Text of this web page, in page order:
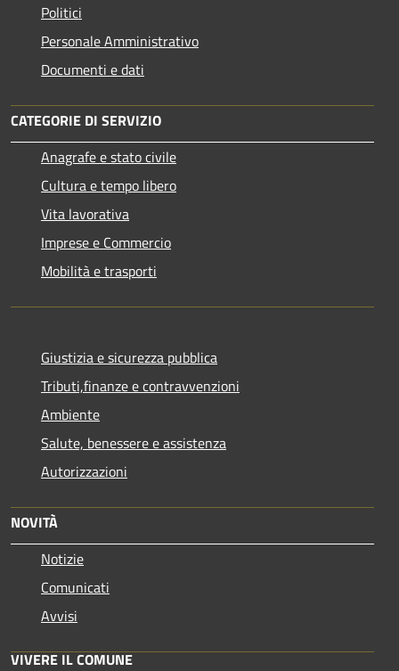
Politici
Personale Amministrativo
Documenti e dati
CATEGORIE DI SERVIZIO
Anagrafe e stato civile
Cultura e tempo libero
Vita lavorativa
Imprese e Commercio
Mobilità e trasporti
Giustizia e sicurezza pubblica
Tributi,finanze e contravvenzioni
Ambiente
Salute, benessere e assistenza
Autorizzazioni
NOVITÀ
Notizie
Comunicati
Avvisi
VIVERE IL COMUNE